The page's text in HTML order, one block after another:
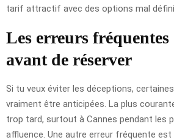
tarif attractif avec des options mal
Les erreurs fréquentes
avant de réserver
Si tu veux éviter les déceptions,
vraiment être anticipées. La plus
trop tard, surtout à Cannes pendant les
affluence. Une autre erreur fréquente est